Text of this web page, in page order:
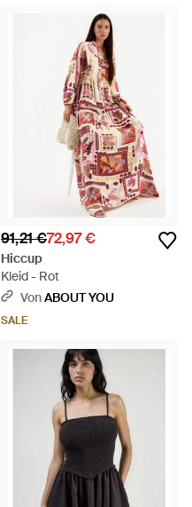
91,21 €72,97 €
Hiccup
Kleid - Rot
VonABOUT YOU
SALE